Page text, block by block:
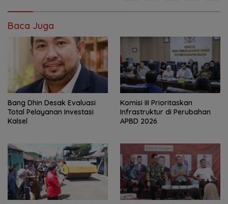
Baca Juga
‎Bang Dhin Desak Evaluasi
Total Pelayanan Investasi
Kalsel
‎Komisi III Prioritaskan
Infrastruktur di Perubahan
APBD 2026